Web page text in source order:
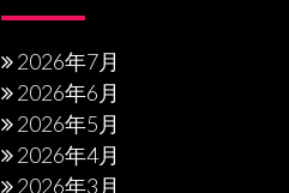
2026年7月
2026年6月
2026年5月
2026年4月
2026年3月